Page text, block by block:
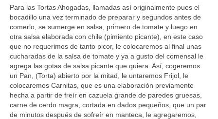
Para las Tortas Ahogadas, llamadas así originalmente pues el
bocadillo una vez terminado de preparar y segundos antes de
comerlo, se sumerge en salsa, primero de tomate y luego en
otra salsa elaborada con chile (pimiento picante), en este caso
que no requerimos de tanto picor, le colocaremos al final unas
cucharadas de la salsa de tomate y ya a gusto del comensal le
agrega las gotas de salsa picante que quiera. Así, cogeremos
un Pan, (Torta) abierto por la mitad, le untaremos Frijol, le
colocaremos Carnitas, que es una elaboración previamente
hecha a partir de freír en cazuela grande de paredes gruesas,
carne de cerdo magra, cortada en dados pequeños, que un par
de minutos después de sofreír en manteca, le agregaremos,